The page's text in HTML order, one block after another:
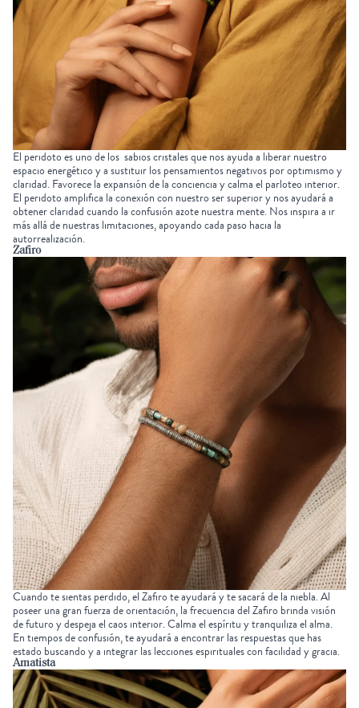
El peridotoes uno de los sabios cristalesque nos ayuda a liberar nuestro
espacio energético y a sustituir los pensamientos negativos por optimismo y
claridad. Favorece la expansión de la conciencia y calma el parloteo interior.
El peridoto amplifica la conexión con nuestro ser superior y nos ayudará a
obtener claridad cuando la confusión azote nuestra mente. Nos inspira a ir
más allá de nuestras limitaciones, apoyando cada paso hacia la
autorrealización.
Zafiro
Cuando te sientas perdido, elZafirote ayudará y te sacará de la niebla. Al
poseer una gran fuerza de orientación, la frecuencia del Zafiro brinda visión
de futuro y despeja el caos interior. Calma el espíritu y tranquiliza el alma.
En tiempos de confusión, te ayudará a encontrar las respuestas que has
estado buscando y a integrar las lecciones espirituales con facilidad y gracia.
Amatista